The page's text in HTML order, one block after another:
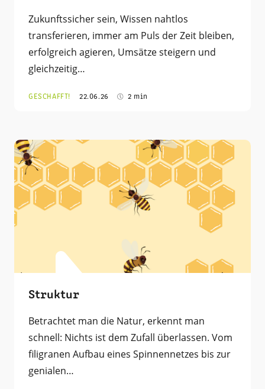
Zukunftssicher sein, Wissen nahtlos
transferieren, immer am Puls der Zeit bleiben,
erfolgreich agieren, Umsätze steigern und
gleichzeitig…
GESCHAFFT! 22.06.26 2 min
Struktur
Betrachtet man die Natur, erkennt man
schnell: Nichts ist dem Zufall überlassen. Vom
filigranen Aufbau eines Spinnennetzes bis zur
genialen…